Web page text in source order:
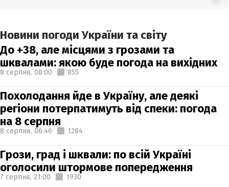
Новини погоди України та світу
До +38, але місцями з грозами та
шквалами: якою буде погода на вихідних
8 серпня, 08:00 855
Похолодання йде в Україну, але деякі
регіони потерпатимуть від спеки: погода
на 8 серпня
8 серпня, 06:46 1284
Грози, град і шквали: по всій Україні
оголосили штормове попередження
7 серпня, 21:00 1930